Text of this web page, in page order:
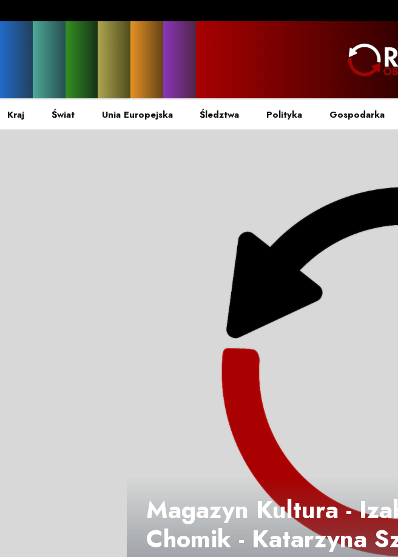
Kraj Świat Unia Europejska Śledztwa Polityka Gospodarka
Magazyn Kultura -
Chomik - Katarzyna